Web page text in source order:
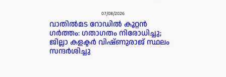
07/08/2026
വാതിൽമട റോഡിൽ കൂറ്റൻ
ഗർത്തം: ഗതാഗതം നിരോധിച്ചു;
ജില്ലാ കളക്ടർ വിഷ്ണുരാജ് സ്ഥലം
സന്ദർശിച്ചു